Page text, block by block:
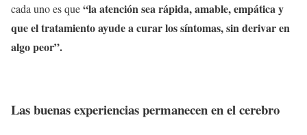
cada uno es que“la atención sea rápida, amable, empática y
que el tratamiento ayude a curar los síntomas, sin derivar en
algo peor”.
Las buenas experiencias permanecen en el cerebro